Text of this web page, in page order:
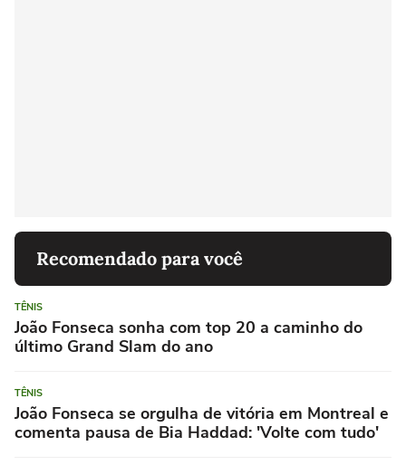
Recomendado para você
TÊNIS
João Fonseca sonha com top 20 a caminho do
último Grand Slam do ano
TÊNIS
João Fonseca se orgulha de vitória em Montreal e
comenta pausa de Bia Haddad: 'Volte com tudo'